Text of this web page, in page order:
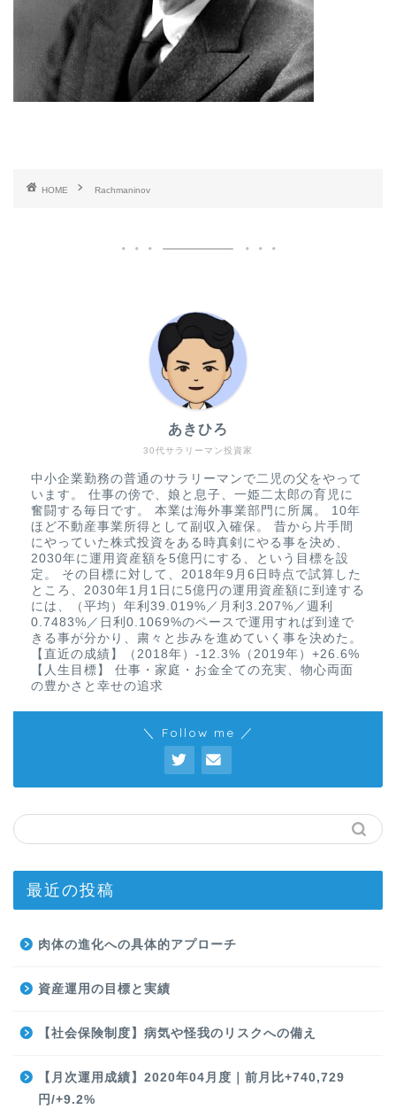
HOME Rachmaninov
30代サラリーマン投資家
あきひろ
中小企業勤務の普通のサラリーマンで二児の父をやって
います。 仕事の傍で、娘と息子、一姫二太郎の育児に
奮闘する毎日です。 本業は海外事業部門に所属。 10年
ほど不動産事業所得として副収入確保。 昔から片手間
にやっていた株式投資をある時真剣にやる事を決め、
2030年に運用資産額を5億円にする、という目標を設
定。 その目標に対して、2018年9月6日時点で試算した
ところ、2030年1月1日に5億円の運用資産額に到達する
には、（平均）年利39.019%／月利3.207%／週利
0.7483%／日利0.1069%のペースで運用すれば到達で
きる事が分かり、粛々と歩みを進めていく事を決めた。
【直近の成績】（2018年）-12.3%（2019年）+26.6%
【人生目標】 仕事・家庭・お金全ての充実、物心両面
の豊かさと幸せの追求
＼ Follow me ／
最近の投稿
肉体の進化への具体的アプローチ
資産運用の目標と実績
【社会保険制度】病気や怪我のリスクへの備え
【月次運用成績】2020年04月度｜前月比+740,729
円/+9.2%